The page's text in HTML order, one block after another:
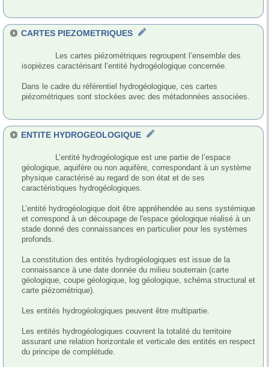
CARTES PIEZOMETRIQUES
isopièzes caractérisant l’entité hydrogéologique concernée.
Dans le cadre du référentiel hydrogéologique, ces cartes
piézométriques sont stockées avec des métadonnées associées.
ENTITE HYDROGEOLOGIQUE
géologique, aquifère ou non aquifère, correspondant à un système
physique caractérisé au regard de son état et de ses
caractéristiques hydrogéologiques.
L’entité hydrogéologique doit être appréhendée au sens systémique
et correspond à un découpage de l'espace géologique réalisé à un
stade donné des connaissances en particulier pour les systèmes
profonds.
La constitution des entités hydrogéologiques est issue de la
connaissance à une date donnée du milieu souterrain (carte
géologique, coupe géologique, log géologique, schéma structural et
carte piézométrique).
Les entités hydrogéologiques peuvent être multipartie.
Les entités hydrogéologiques couvrent la totalité du territoire
assurant une relation horizontale et verticale des entités en respect
du principe de complétude.